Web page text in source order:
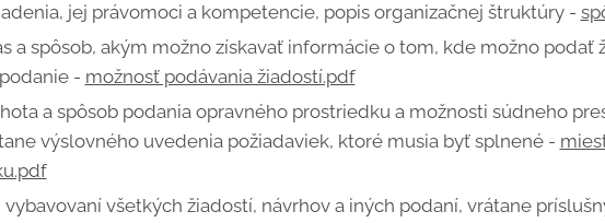
jej právomoci a kompetencie, popis organizačnej štruktúry -
a spôsob, akým možno získavať informácie o tom, kde možno podať
- možnosť podávania žiadostí.pdf
a spôsob podania opravného prostriedku a možnosti súdneho
výslovného uvedenia požiadaviek, ktoré musia byť splnené -
vybavovaní všetkých žiadostí, návrhov a iných podaní, vrátane